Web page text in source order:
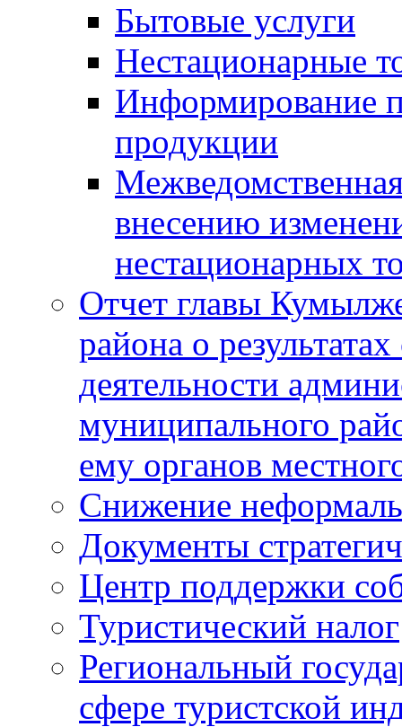
Бытовые услуги
Нестационарные
Информирование
продукции
внесению
нестационарных
Отчет главы
района о
деятельности
муниципального
ему органов
Снижение
Документы
Центр поддержки
Туристический налог
Региональный
сфере туристской